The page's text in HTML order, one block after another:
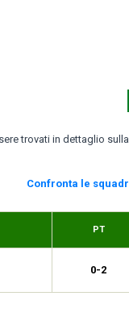
trovati in dettaglio
Confronta le
PT
0-2